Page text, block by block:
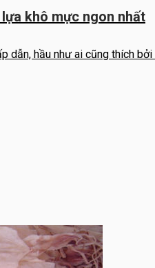
khô mực ngon nhất
dẫn, hầu như ai cũng thích bởi